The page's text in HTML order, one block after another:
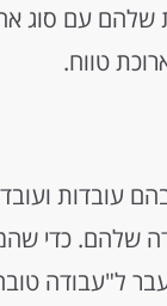
שלהם עם סוג
טווח.
עובדות
שלהם. כדי
ל"עבודה